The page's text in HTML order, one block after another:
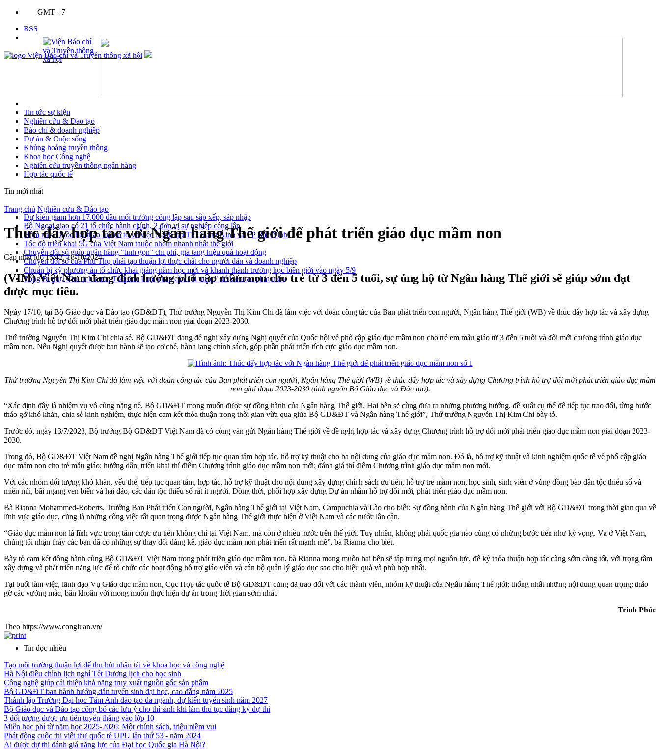
GMT +7
RSS
Tin tức sự kiện
Nghiên cứu & Đào tạo
Báo chí & doanh nghiệp
Dự án & Cuộc sống
Khủng hoảng truyền thông
Khoa học Công nghệ
Nghiên cứu truyền thông ngân hàng
Hợp tác quốc tế
Tin mới nhất
Dự kiến giảm hơn 17.000 đầu mối trường công lập sau sắp xếp, sáp nhập
Bộ Ngoại giao có 21 tổ chức hành chính, 2 đơn vị sự nghiệp công lập
Hôm nay, Quốc hội thảo luận ở tổ về việc thành lập TP Quảng Ninh và TP Bắc Ninh
Tốc độ triển khai 5G của Việt Nam thuộc nhóm nhanh nhất thế giới
Chuyển đổi số giúp ngân hàng "tinh gọn” chi phí, gia tăng hiệu quả hoạt động
Chuyển đổi số của Phú Thọ phải tạo thuận lợi thực chất cho người dân và doanh nghiệp
Chuẩn bị kỹ phương án tổ chức khai giảng năm học mới và khánh thành trường học biên giới vào ngày 5/9
Tổng Bí thư, Chủ tịch nước Tô Lâm: Luật pháp cần "đi trước" để kiến tạo phát triển
Trang chủ Nghiên cứu & Đào tạo
Thúc đẩy hợp tác với Ngân hàng Thế giới để phát triển giáo dục mầm non
Cập nhật lúc 15:42, 18/10/2024
(VIM) Việt Nam đang định hướng phổ cập mầm non cho trẻ từ 3 đến 5 tuổi, sự ủng hộ từ Ngân hàng Thế giới sẽ giúp sớm đạt
được mục tiêu.
Ngày 17/10, tại Bộ Giáo dục và Đào tạo (GD&ĐT), Thứ trưởng Nguyễn Thị Kim Chi đã làm việc với đoàn công tác của Ban phát triển con người, Ngân hàng Thế giới (WB) về thúc đẩy hợp tác và xây dựng
Chương trình hỗ trợ đổi mới phát triển giáo dục mầm non giai đoạn 2023-2030.
Thứ trưởng Nguyễn Thị Kim Chi chia sẻ, Bộ GD&ĐT đang đề nghị xây dựng Nghị quyết của Quốc hội về phổ cập giáo dục mầm non cho trẻ em mẫu giáo từ 3 đến 5 tuổi và đổi mới chương trình giáo dục
mầm non. Nếu Nghị quyết được ban hành sẽ tạo cơ chế, hành lang chính sách, góp phần phát triển tích cực giáo dục mầm non.
Thứ trưởng Nguyễn Thị Kim Chi đã làm việc với đoàn công tác của Ban phát triển con người, Ngân hàng Thế giới (WB) về thúc đẩy hợp tác và xây dựng Chương trình hỗ trợ đổi mới phát triển giáo dục mầm
non giai đoạn 2023-2030 (ảnh nguồn Bộ Giáo dục và Đào tạo).
“Xác định đây là nhiệm vụ vô cùng nặng nề, Bộ GD&ĐT mong muốn được sự đồng hành của Ngân hàng Thế giới. Hai bên sẽ cùng đưa ra những phương hướng, đề xuất cụ thể để tiếp tục trao đổi, từng bước
tháo gỡ khó khăn, chia sẻ kinh nghiệm, thực hiện cam kết thỏa thuận trong thời gian vừa qua giữa Bộ GD&ĐT và Ngân hàng Thế giới”, Thứ trưởng Nguyễn Thị Kim Chi bày tỏ.
Trước đó, ngày 13/7/2023, Bộ trưởng Bộ GD&ĐT Việt Nam đã có công văn gửi Ngân hàng Thế giới về đề nghị hợp tác và xây dựng Chương trình hỗ trợ đổi mới phát triển giáo dục mầm non giai đoạn 2023-
2030.
Trong đó, Bộ GD&ĐT Việt Nam đề nghị Ngân hàng Thế giới tiếp tục quan tâm hợp tác, hỗ trợ kỹ thuật cho ba nội dung của giáo dục mầm non. Đó là, hỗ trợ kỹ thuật và kinh nghiệm quốc tế về phổ cập giáo
dục mầm non cho trẻ mẫu giáo; hướng dẫn, triển khai thí điểm Chương trình giáo dục mầm non mới; đánh giá thí điểm Chương trình giáo dục mầm non mới.
Với các nhóm đối tượng khó khăn, yếu thế, tiếp tục quan tâm, hợp tác, hỗ trợ kỹ thuật cho nội dung xây dựng chính sách ưu tiên, hỗ trợ trẻ mầm non, học sinh, sinh viên ở vùng đồng bào dân tộc thiểu số và
miền núi, bãi ngang ven biển và hải đảo, các dân tộc thiểu số rất ít người. Đồng thời, phối hợp xây dựng Dự án nhằm hỗ trợ đổi mới, phát triển giáo dục mầm non.
Bà Rianna Mohammed-Roberts, Trưởng Ban Phát triển Con người, Ngân hàng Thế giới tại Việt Nam, Campuchia và Lào cho biết: Sự đồng hành của Ngân hàng Thế giới với Bộ GD&ĐT trong thời gian qua về
lĩnh vực giáo dục, cũng là những công việc rất quan trọng được Ngân hàng Thế giới thực hiện ở Việt Nam và các nước lân cận.
“Giáo dục mầm non là lĩnh vực trọng tâm được ưu tiên không chỉ tại Việt Nam, mà còn ở nhiều nước trên thế giới. Tuy nhiên, không phải quốc gia nào cũng có những bước tiến như kỳ vọng. Và ở Việt Nam,
chúng tôi nhận thấy các bạn đã có những sự thay đổi đáng kể, giáo dục mầm non phát triển rất mạnh mẽ”, bà Rianna cho biết.
Bày tỏ cam kết đồng hành cùng Bộ GD&ĐT Việt Nam trong phát triển giáo dục mầm non, bà Rianna mong muốn hai bên sẽ tập trung mọi nguồn lực, để ký thỏa thuận hợp tác càng sớm càng tốt, với trọng tâm
xây dựng và phát triển năng lực để tổ chức các hoạt động hỗ trợ giáo viên và cán bộ quản lý giáo dục sao cho hiệu quả và phù hợp nhất.
Tại buổi làm việc, lãnh đạo Vụ Giáo dục mầm non, Cục Hợp tác quốc tế Bộ GD&ĐT cũng đã trao đổi với các thành viên, nhóm kỹ thuật của Ngân hàng Thế giới; thống nhất những nội dung quan trọng; tháo
gỡ các vướng mắc, băn khoăn với mong muốn thực hiện dự án trong thời gian sớm nhất.
Trinh Phúc
Theo https://www.congluan.vn/
Tin đọc nhiều
Tạo môi trường thuận lợi để thu hút nhân tài về khoa học và công nghệ
Hà Nội điều chỉnh lịch nghỉ Tết Dương lịch cho học sinh
Công nghệ giúp cải thiện khả năng truy xuất nguồn gốc sản phẩm
Bộ GD&ĐT ban hành hướng dẫn tuyển sinh đại học, cao đẳng năm 2025
Thành lập Trường Đại học Tâm Anh đào tạo đa ngành, dự kiến tuyển sinh năm 2027
Bộ Giáo dục và Đào tạo công bố các lưu ý cho thí sinh khi làm thủ tục đăng ký dự thi
3 đối tượng được ưu tiên tuyển thẳng vào lớp 10
Miễn học phí từ năm học 2025-2026: Một chính sách, triệu niềm vui
Phát động cuộc thi viết thư quốc tế UPU lần thứ 53 - năm 2024
Ai được dự thi đánh giá năng lực của Đại học Quốc gia Hà Nội?